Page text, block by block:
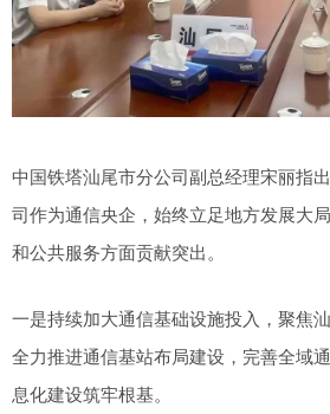
中国铁塔汕尾市分公司副总经理宋丽指
司作为通信央企，始终立足地方发展大
和公共服务方面贡献突出。
一是持续加大通信基础设施投入，聚焦
全力推进通信基站布局建设，完善全域
息化建设筑牢根基。